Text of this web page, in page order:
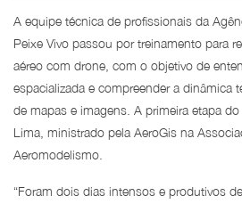
A equipe técnica de profissionais da
Peixe Vivo passou por treinamento para
aéreo com drone, com o objetivo de
espacializada e compreender a dinâmica
de mapas e imagens. A primeira etapa
Lima, ministrado pela AeroGis na
Aeromodelismo.
“Foram dois dias intensos e produtivos